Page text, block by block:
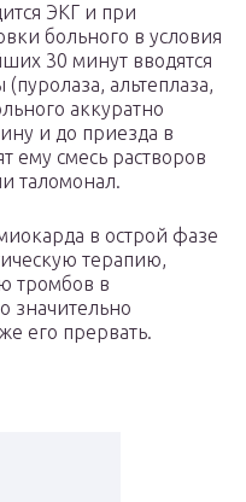
ЭКГ и при
больного в условия
30 минут вводятся
альтеплаза,
аккуратно
и до приезда в
ему смесь растворов
таломонал.
в острой фазе
терапию,
тромбов в
значительно
его прервать.